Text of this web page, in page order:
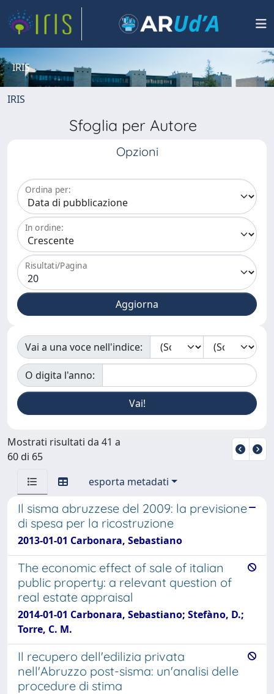
IRIS
IRIS
Sfoglia per Autore
Opzioni
Ordina per:
In ordine:
Risultati/Pagina
Vai a una voce nell'indice:
O digita l'anno:
Mostrati risultati da 41 a
60 di 65
esporta metadati
Il sisma abruzzese del 2009: la previsione
di spesa per la ricostruzione
2013-01-01 Carbonara, Sebastiano
The economic effect of sale of italian
public property: a relevant question of
real estate appraisal
2014-01-01 Carbonara, Sebastiano; Stefàno, D.;
Torre, C. M.
Il recupero dell'edilizia privata
nell'Abruzzo post-sisma: un'analisi delle
procedure di stima